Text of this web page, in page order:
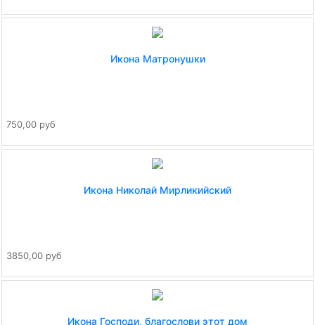
Икона Матронушки
750,00 руб
Икона Николай Мирликийский
3850,00 руб
Икона Господи, благослови этот дом